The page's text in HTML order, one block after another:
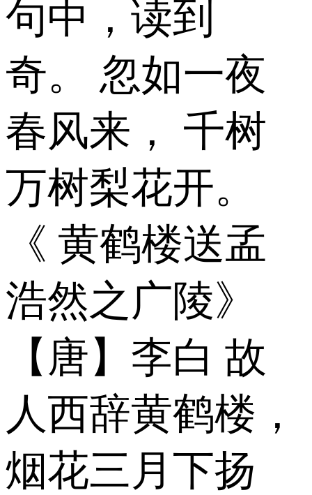
句中，读到
奇。 忽如一夜
春风来， 千树
万树梨花开。
《 黄鹤楼送孟
浩然之广陵》
【唐】李白 故
人西辞黄鹤楼，
烟花三月下扬